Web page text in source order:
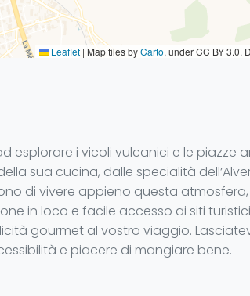
Leaflet | Map tiles byCarto, under CC BY 3.0.
esplorare i vicoli vulcanici e le piazze
sua cucina, dalle specialità
di vivere appieno questa
in loco e facile accesso ai siti
gourmet al vostro viaggio.
e piacere di mangiare bene.